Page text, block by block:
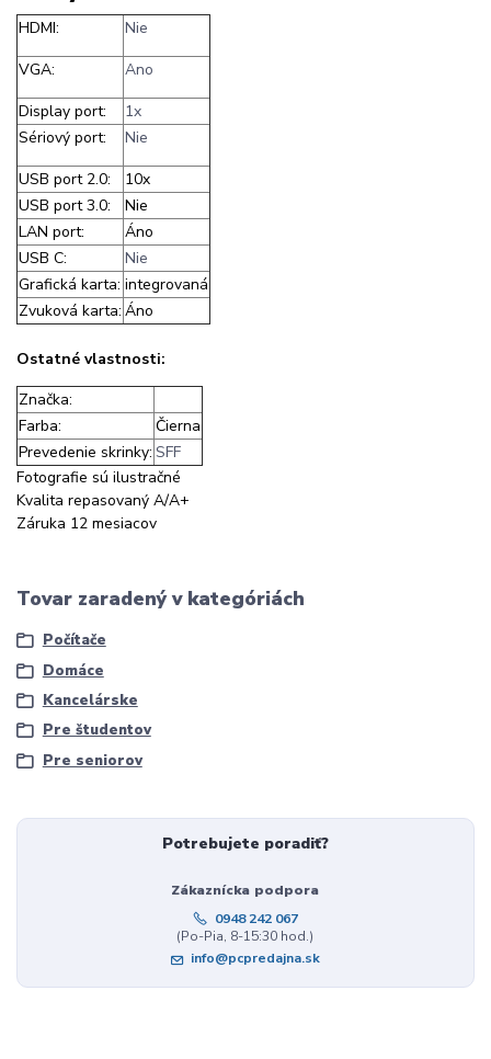
HDMI:
Nie
VGA:
Ano
Display port:
1x
Sériový port:
Nie
USB port 2.0:
10x
USB port 3.0:
Nie
LAN port:
Áno
USB C:
Nie
Grafická karta: integrovaná
Zvuková karta: Áno
Ostatné vlastnosti:
Značka:
Farba:
Čierna
Prevedenie skrinky: SFF
Fotografie sú ilustračné
Kvalita repasovaný A/A+
Záruka 12 mesiacov
Tovar zaradený v kategóriách
Počítače
Domáce
Kancelárske
Pre študentov
Pre seniorov
Potrebujete poradiť?
Zákaznícka podpora
0948 242 067
(Po-Pia, 8-15:30 hod.)
info@pcpredajna.sk